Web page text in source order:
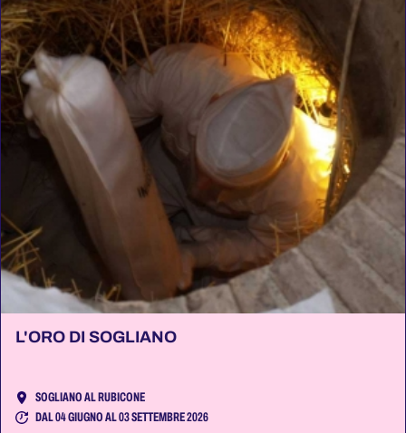
L'ORO DI SOGLIANO
SOGLIANO AL RUBICONE
DAL 04 GIUGNO AL 03 SETTEMBRE 2026